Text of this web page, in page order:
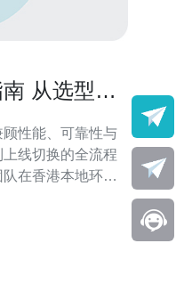
从选型到
性能、可靠性与
线切换的全流程
在香港本地环境